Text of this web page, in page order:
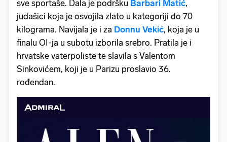
sve sportaše. Dala je podršku Barbari Matić,
judašici koja je osvojila zlato u kategoriji do 70
kilograma. Navijala je i za Donnu Vekić, koja je u
finalu OI-ja u subotu izborila srebro. Pratila je i
hrvatske vaterpoliste te slavila s Valentom
Sinkovićem, koji je u Parizu proslavio 36.
rođendan.